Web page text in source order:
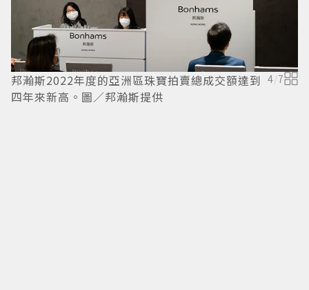
邦瀚斯2022年度的亞洲區珠寶拍賣總成交額達到
四年來新高。圖／邦瀚斯提供
4/7